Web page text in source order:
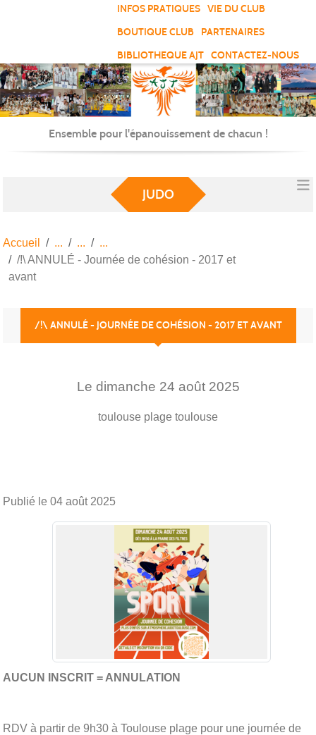
INFOS PRATIQUES
VIE DU CLUB
BOUTIQUE CLUB
PARTENAIRES
BIBLIOTHEQUE AJT
CONTACTEZ-NOUS
Ensemble pour l'épanouissement de chacun !
JUDO
Accueil
/!\ ANNULÉ - Journée de cohésion - 2017 et
avant
/!\ ANNULÉ - JOURNÉE DE COHÉSION - 2017 ET AVANT
Le dimanche 24 août 2025
toulouse plage toulouse
Publié le 04 août 2025
AUCUN INSCRIT = ANNULATION
RDV à partir de 9h30 à Toulouse plage pour une journée de
Panneau de gestion des cookies